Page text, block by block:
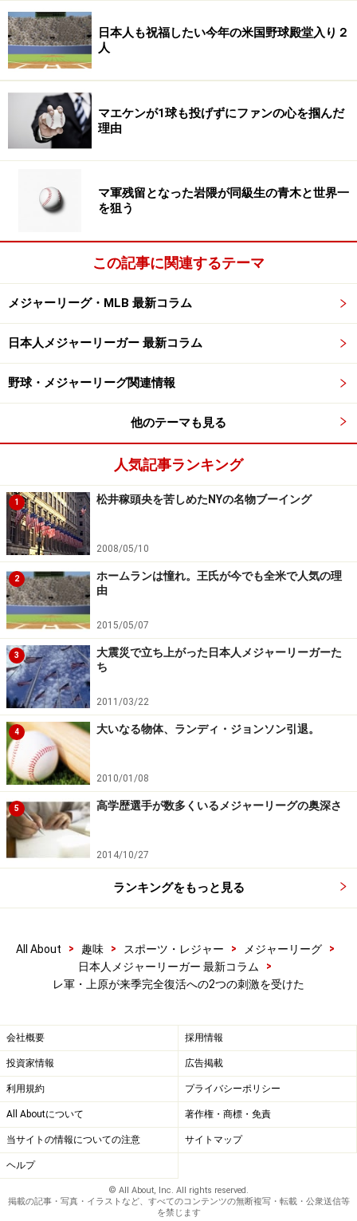
上原を奮起させる2つの材料とは
奮起への材料が2つ。1つは、同じアメリカでの村田透投
手（30）の活躍だ。インディアンズ傘下3Aコロンバスに
所属する村田は今季、27試合に登板し、15勝4敗、防御
率2．90の好成績を収め、インターナショナル・リーグ
2007年の大学生・社会人ドラフト1巡目で巨人に指名さ
れ、入団。上原と同じ大体大出身で、落差のあるフォー
クを武器にしていたことから「上原2世」と呼ばれた。
しかし、3年間で1度も一軍での登板がなく、2010年オフ
に戦力外通告を受けた。
その後、インディアンズのスカウトの目にとまり、渡
米。2011年は1Aで開幕を迎え、2012年には3Aまで昇
が、今年6月、メジャーに初昇格し、6月28日（同29日）
のオリオールズ戦でメジャーデビューを果たした。
残念ながら4回途中4安打5失点（自責3）で初黒星を喫し
たが、その後も3Aで白星を重ね、最多勝までこぎつけ
た。大学の後輩で、ジャイアンツの後輩でもある村田の
活躍に、「素晴らしいね！ 頑張っているなあ」と上原
は刺激を受けた。
もう一つは、年齢の近い選手が引退していくことだ。
「年上の選手が本当に少なくなってきた。でも、まだ同
級生で頑張っている奴もいるから、まだ自分も辞めるわ
けにはいかない！ まずはケガしている個所をちゃんと
治すことやね」。後輩に、または先輩からも刺激を受け
た上原は、クローザーしての完全復活を果たすまでは、
まだまだ「引退」の2文字を口にしない。
※記事内容は執筆時点のものです。最新の内容をご確認くださ
い。
【編集部おすすめの購入サイト】
Amazonでメジャーリーグの関連商品をチェック！
楽天市場でメジャーリーググッズをチェック！
日本人も祝福したい今年の米国野球殿堂入り２
人
マエケンが1球も投げずにファンの心を掴んだ
理由
マ軍残留となった岩隈が同級生の青木と世界一
を狙う
この記事に関連するテーマ
メジャーリーグ・MLB 最新コラム
日本人メジャーリーガー 最新コラム
野球・メジャーリーグ関連情報
他のテーマも見る
人気記事ランキング
1 松井稼頭央を苦しめたNYの名物ブーイング
2008/05/10
2
ホームランは憧れ。王氏が今でも全米で人気の理
由
2015/05/07
3
大震災で立ち上がった日本人メジャーリーガーた
ち
2011/03/22
4 大いなる物体、ランディ・ジョンソン引退。
2010/01/08
5 高学歴選手が数多くいるメジャーリーグの奥深さ
2014/10/27
ランキングをもっと見る
All About > 趣味 > スポーツ・レジャー > メジャーリーグ
>
日本人メジャーリーガー 最新コラム
>
レ軍・上原が来季完全復活への2つの刺激を受けた
会社概要 採用情報
投資家情報 広告掲載
利用規約 プライバシーポリシー
All Aboutについて 著作権・商標・免責
当サイトの情報についての注意 サイトマップ
ヘルプ
© All About, Inc. All rights reserved.
掲載の記事・写真・イラストなど、すべてのコンテンツの無断複写・転載・公衆送信等
を禁じます